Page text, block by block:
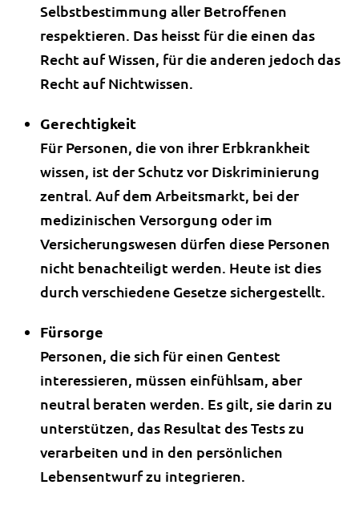
Selbstbestimmung aller Betroffenen
respektieren. Das heisst für die einen das
Recht auf Wissen, für die anderen jedoch das
Recht auf Nichtwissen.
Gerechtigkeit
Für Personen, die von ihrer Erbkrankheit
wissen, ist der Schutz vor Diskriminierung
zentral. Auf dem Arbeitsmarkt, bei der
medizinischen Versorgung oder im
Versicherungswesen dürfen diese Personen
nicht benachteiligt werden. Heute ist dies
durch verschiedene Gesetze sichergestellt.
Fürsorge
Personen, die sich für einen Gentest
interessieren, müssen einfühlsam, aber
neutral beraten werden. Es gilt, sie darin zu
unterstützen, das Resultat des Tests zu
verarbeiten und in den persönlichen
Lebensentwurf zu integrieren.